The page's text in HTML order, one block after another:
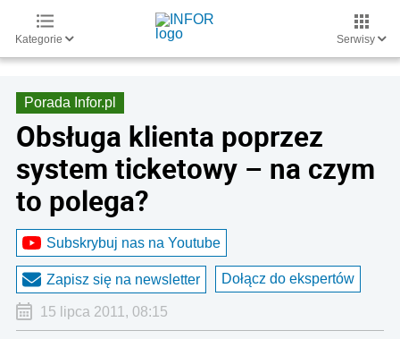
Kategorie Serwisy
Porada Infor.pl
Obsługa klienta poprzez
system ticketowy – na czym
to polega?
Subskrybuj nas na Youtube
Zapisz się na newsletter Dołącz do ekspertów
15 lipca 2011, 08:15